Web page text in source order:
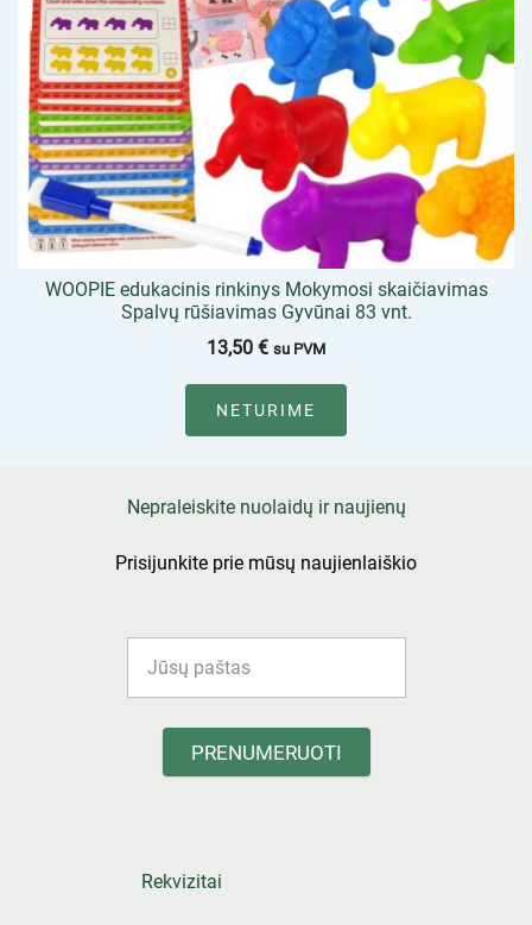
WOOPIE edukacinis rinkinys Mokymosi skaičiavimas
Spalvų rūšiavimas Gyvūnai 83 vnt.
13,50 € su PVM
NETURIME
Nepraleiskite nuolaidų ir naujienų
Prisijunkite prie mūsų naujienlaiškio
PRENUMERUOTI
Rekvizitai